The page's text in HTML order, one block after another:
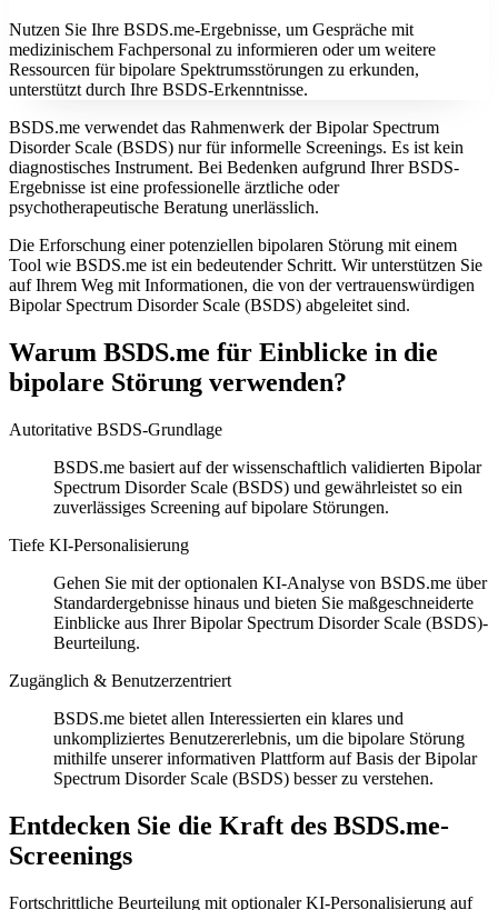
Nutzen Sie Ihre BSDS.me-Ergebnisse, um Gespräche mit
medizinischem Fachpersonal zu informieren oder um weitere
Ressourcen für bipolare Spektrumsstörungen zu erkunden,
unterstützt durch Ihre BSDS-Erkenntnisse.
BSDS.me verwendet das Rahmenwerk der Bipolar Spectrum
Disorder Scale (BSDS) nur für informelle Screenings. Es ist kein
diagnostisches Instrument. Bei Bedenken aufgrund Ihrer BSDS-
Ergebnisse ist eine professionelle ärztliche oder
psychotherapeutische Beratung unerlässlich.
Die Erforschung einer potenziellen bipolaren Störung mit einem
Tool wie BSDS.me ist ein bedeutender Schritt. Wir unterstützen Sie
auf Ihrem Weg mit Informationen, die von der vertrauenswürdigen
Bipolar Spectrum Disorder Scale (BSDS) abgeleitet sind.
Warum BSDS.me für Einblicke in die
bipolare Störung verwenden?
Autoritative BSDS-Grundlage
BSDS.me basiert auf der wissenschaftlich validierten Bipolar
Spectrum Disorder Scale (BSDS) und gewährleistet so ein
zuverlässiges Screening auf bipolare Störungen.
Tiefe KI-Personalisierung
Gehen Sie mit der optionalen KI-Analyse von BSDS.me über
Standardergebnisse hinaus und bieten Sie maßgeschneiderte
Einblicke aus Ihrer Bipolar Spectrum Disorder Scale (BSDS)-
Beurteilung.
Zugänglich & Benutzerzentriert
BSDS.me bietet allen Interessierten ein klares und
unkompliziertes Benutzererlebnis, um die bipolare Störung
mithilfe unserer informativen Plattform auf Basis der Bipolar
Spectrum Disorder Scale (BSDS) besser zu verstehen.
Entdecken Sie die Kraft des BSDS.me-
Screenings
Fortschrittliche Beurteilung mit optionaler KI-Personalisierung auf